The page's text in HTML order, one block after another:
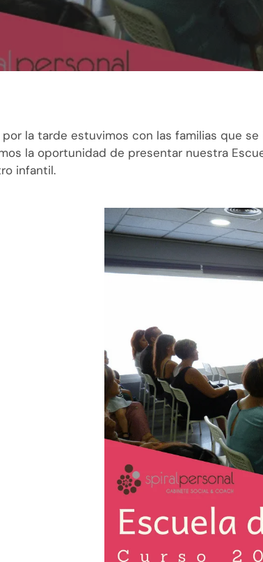
por la tarde estuvimos con las familias que
la oportunidad de presentar nuestra
infantil.